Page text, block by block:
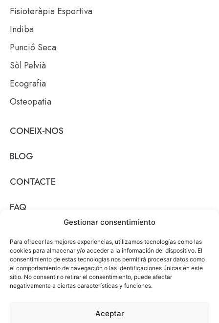
Gestionar consentimiento
Para ofrecer las mejores experiencias, utilizamos tecnologías como las
cookies para almacenar y/o acceder a la información del dispositivo. El
consentimiento de estas tecnologías nos permitirá procesar datos como
el comportamiento de navegación o las identificaciones únicas en este
sitio. No consentir o retirar el consentimiento, puede afectar
negativamente a ciertas características y funciones.
Aceptar
Fisioteràpia Esportiva
Indiba
Punció Seca
Sòl Pelvià
Ecografia
Osteopatia
CONEIX-NOS
BLOG
CONTACTE
FAQ